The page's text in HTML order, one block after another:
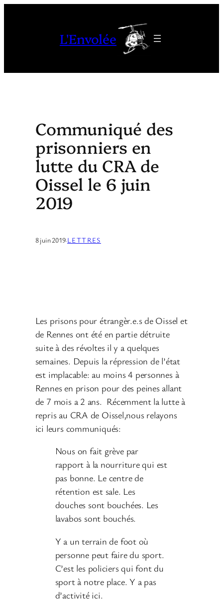
L'Envolée
Communiqué des
prisonniers en
lutte du CRA de
Oissel le 6 juin
2019
8 juin 2019·LETTRES
Les prisons pour étrangèr.e.s de Oissel et
de Rennes ont été en partie détruite
suite à des révoltes il y a quelques
semaines. Depuis la répression de l’état
est implacable: au moins 4 personnes à
Rennes en prison pour des peines allant
de 7 mois a 2 ans. Récemment la lutte à
repris au CRA de Oissel,nous relayons
ici leurs communiqués:
Nous on fait grève par
rapport à la nourriture qui est
pas bonne. Le centre de
rétention est sale. Les
douches sont bouchées. Les
lavabos sont bouchés.
Y a un terrain de foot où
personne peut faire du sport.
C’est les policiers qui font du
sport à notre place. Y a pas
d’activité ici.